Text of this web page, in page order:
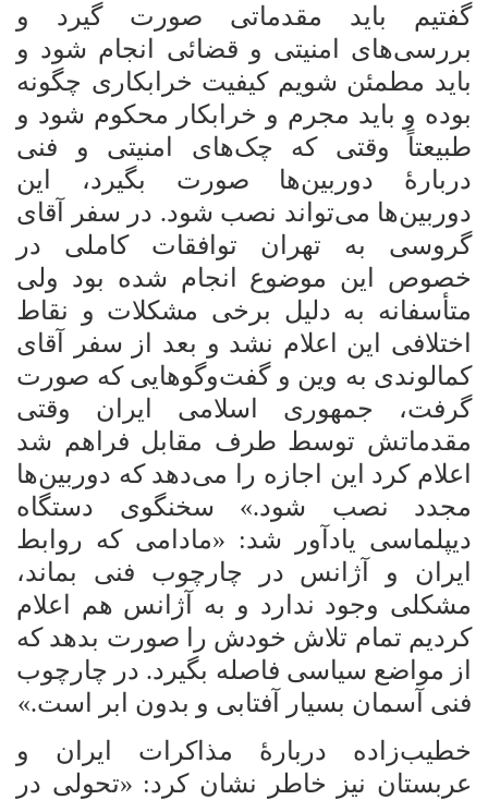
گفتیم باید مقدماتی صورت گیرد و
بررسی‌های امنیتی و قضائی انجام شود و
باید مطمئن شویم کیفیت خرابکاری چگونه
بوده و باید مجرم و خرابکار محکوم شود و
طبیعتاً وقتی که چک‌های امنیتی و فنی
دربارۀ دوربین‌ها صورت بگیرد، این
دوربین‌ها می‌تواند نصب شود. در سفر آقای
گروسی به تهران توافقات کاملی در
خصوص این موضوع انجام شده بود ولی
متأسفانه به دلیل برخی مشکلات و نقاط
اختلافی این اعلام نشد و بعد از سفر آقای
کمالوندی به وین و گفت‌‎وگوهایی که صورت
گرفت، جمهوری اسلامی ایران وقتی
مقدماتش توسط طرف مقابل فراهم شد
اعلام کرد این اجازه را می‌دهد که دوربین‌ها
مجدد نصب شود.» سخنگوی دستگاه
دیپلماسی یادآور شد: «مادامی که روابط
ایران و آژانس در چارچوب فنی بماند،
مشکلی وجود ندارد و به آژانس هم اعلام
کردیم تمام تلاش خودش را صورت بدهد که
از مواضع سیاسی فاصله بگیرد. در چارچوب
فنی آسمان بسیار آفتابی و بدون ابر است.»
خطیب‌زاده دربارۀ مذاکرات ایران و
عربستان نیز خاطر نشان کرد: «تحولی در